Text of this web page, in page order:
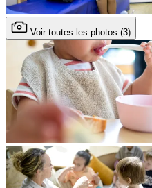
Voir toutes les photos (3)